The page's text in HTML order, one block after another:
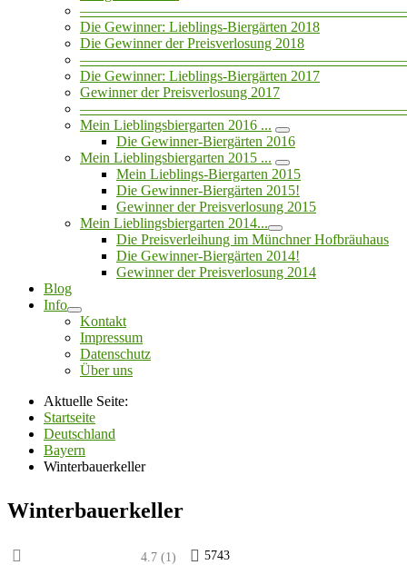
Die Gewinner: Lieblings-Biergärten 2018
Die Gewinner der Preisverlosung 2018
Die Gewinner: Lieblings-Biergärten 2017
Gewinner der Preisverlosung 2017
Mein Lieblingsbiergarten 2016 ...
Die Gewinner-Biergärten 2016
Mein Lieblingsbiergarten 2015 ...
Mein Lieblings-Biergarten 2015
Die Gewinner-Biergärten 2015!
Gewinner der Preisverlosung 2015
Mein Lieblingsbiergarten 2014...
Die Preisverleihung im Münchner Hofbräuhaus
Die Gewinner-Biergärten 2014!
Gewinner der Preisverlosung 2014
Blog
Info
Kontakt
Impressum
Datenschutz
Über uns
Aktuelle Seite:
Startseite
Deutschland
Bayern
Winterbauerkeller
Winterbauerkeller
4.7 (1) 5743